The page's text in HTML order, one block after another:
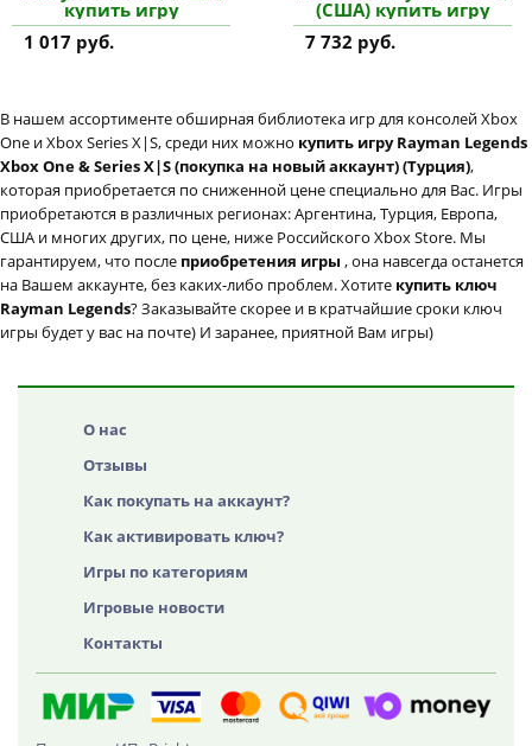
купить игру
1 017 руб.
(США) купить игру
7 732 руб.
В нашем ассортименте обширная библиотека игр для консолей Xbox
One и Xbox Series X|S, среди них можно купить игру Rayman Legends
Xbox One & Series X|S (покупка на новый аккаунт) (Турция),
которая приобретается по сниженной цене специально для Вас. Игры
приобретаются в различных регионах: Аргентина, Турция, Европа,
США и многих других, по цене, ниже Российского Xbox Store. Мы
гарантируем, что после приобретения игры , она навсегда останется
на Вашем аккаунте, без каких-либо проблем. Хотите купить ключ
Rayman Legends? Заказывайте скорее и в кратчайшие сроки ключ
игры будет у вас на почте) И заранее, приятной Вам игры)
О нас
Отзывы
Как покупать на аккаунт?
Как активировать ключ?
Игры по категориям
Игровые новости
Контакты